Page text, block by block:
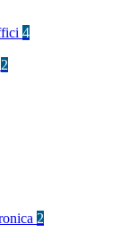
4
2
2